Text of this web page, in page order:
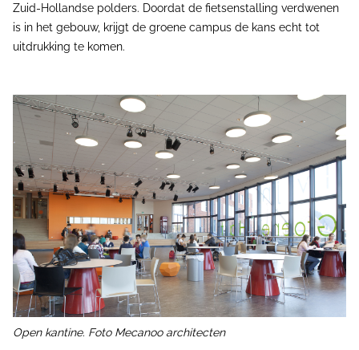
Zuid-Hollandse polders. Doordat de fietsenstalling verdwenen
is in het gebouw, krijgt de groene campus de kans echt tot
uitdrukking te komen.
Open kantine. Foto Mecanoo architecten